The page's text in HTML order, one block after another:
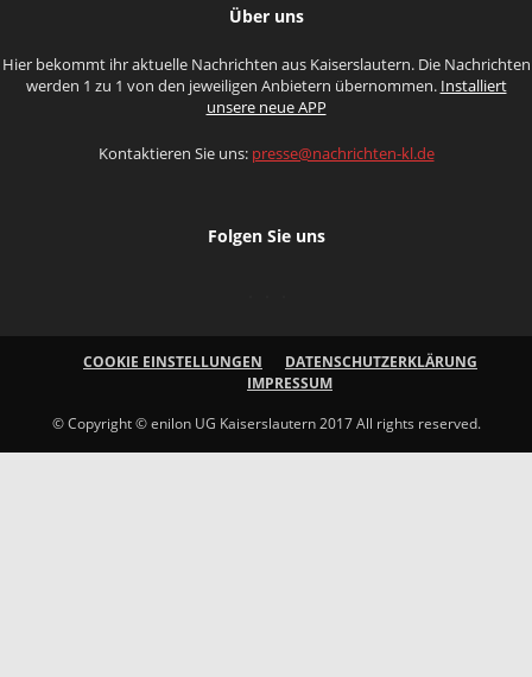
Über uns
Hier bekommt ihr aktuelle Nachrichten aus Kaiserslautern. Die Nachrichten
werden 1 zu 1 von den jeweiligen Anbietern übernommen. Installiert
unsere neue APP
Kontaktieren Sie uns: presse@nachrichten-kl.de
Folgen Sie uns
COOKIE EINSTELLUNGEN
DATENSCHUTZERKLÄRUNG
IMPRESSUM
© Copyright © enilon UG Kaiserslautern 2017 All rights reserved.